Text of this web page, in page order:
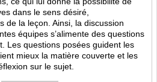
dans le sens désiré,
de la leçon. Ainsi, la discussion
équipes s’alimente des questions
Les questions posées guident les
mieux la matière couverte et les
sur le sujet.